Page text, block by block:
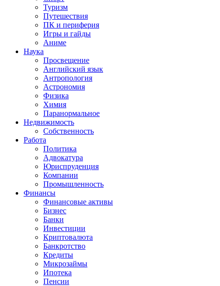
Туризм
Путешествия
ПК и периферия
Игры и гайды
Аниме
Наука
Просвещение
Английский язык
Антропология
Астрономия
Физика
Химия
Паранормальное
Недвижимость
Собственность
Работа
Политика
Адвокатура
Юриспруденция
Компании
Промышленность
Финансы
Финансовые активы
Бизнес
Банки
Инвестиции
Криптовалюта
Банкротство
Кредиты
Микрозаймы
Ипотека
Пенсии